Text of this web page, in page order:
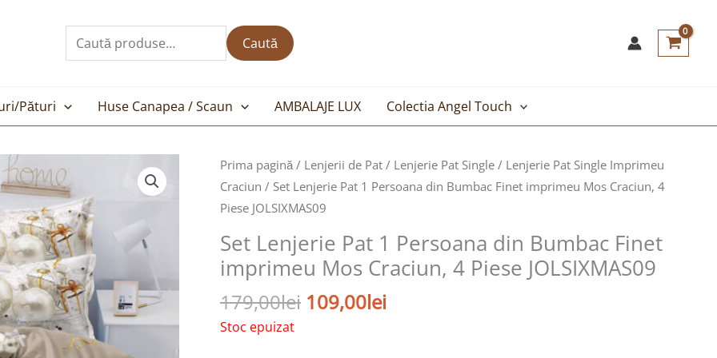
după:
Caută
Pături Huse Canapea / Scaun AMBALAJE LUX Colectia Angel Touch
Prima pagină/ Lenjerii de Pat/ Lenjerie Pat Single/ Lenjerie Pat Single Imprimeu
Craciun / Set Lenjerie Pat 1 Persoana din Bumbac Finet imprimeu Mos Craciun, 4
Piese JOLSIXMAS09
Set Lenjerie Pat 1 Persoana din Bumbac Finet
imprimeu Mos Craciun, 4 Piese JOLSIXMAS09
179,00lei
Prețul
inițial
a
fost:
179,00lei.
109,00lei
Prețul
curent
109,00lei.
Stoc epuizat